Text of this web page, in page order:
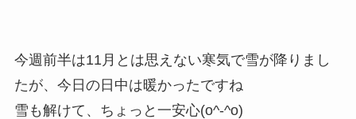
今週前半は11月とは思えない寒気で雪が降りまし
たが、今日の日中は暖かったですね
雪も解けて、ちょっと一安心(o^-^o)